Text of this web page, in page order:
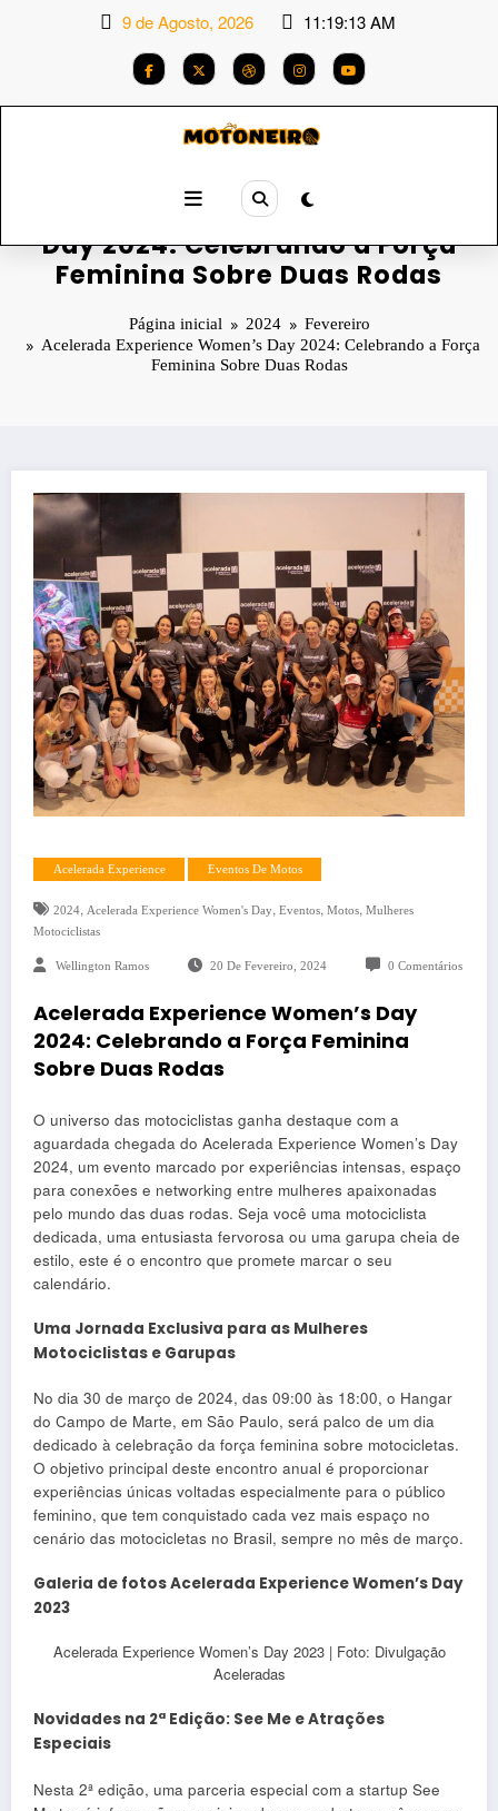
9 de Agosto, 2026 11:19:14 AM
Acelerada Experience Women’s
Day 2024: Celebrando a Força
Feminina Sobre Duas Rodas
Página inicial 2024
Fevereiro
Acelerada Experience Women’s Day 2024: Celebrando a Força
Feminina Sobre Duas Rodas
Acelerada Experience Eventos De Motos
2024, Acelerada Experience Women's Day, Eventos, Motos, Mulheres
Motociclistas
Wellington Ramos 20 De Fevereiro, 2024 0 Comentários
Acelerada Experience Women’s Day
2024: Celebrando a Força Feminina
Sobre Duas Rodas
O universo das motociclistas ganha destaque com a
aguardada chegada do Acelerada Experience Women’s Day
2024, um evento marcado por experiências intensas, espaço
para conexões e networking entre mulheres apaixonadas
pelo mundo das duas rodas. Seja você uma motociclista
dedicada, uma entusiasta fervorosa ou uma garupa cheia de
estilo, este é o encontro que promete marcar o seu
calendário.
Uma Jornada Exclusiva para as Mulheres
Motociclistas e Garupas
No dia 30 de março de 2024, das 09:00 às 18:00, o Hangar
do Campo de Marte, em São Paulo, será palco de um dia
dedicado à celebração da força feminina sobre motocicletas.
O objetivo principal deste encontro anual é proporcionar
experiências únicas voltadas especialmente para o público
feminino, que tem conquistado cada vez mais espaço no
cenário das motocicletas no Brasil, sempre no mês de março.
Galeria de fotos Acelerada Experience Women’s Day
2023
Acelerada Experience Women’s Day 2023 | Foto: Divulgação
Aceleradas
Novidades na 2ª Edição: See Me e Atrações
Especiais
Nesta 2ª edição, uma parceria especial com a startup See